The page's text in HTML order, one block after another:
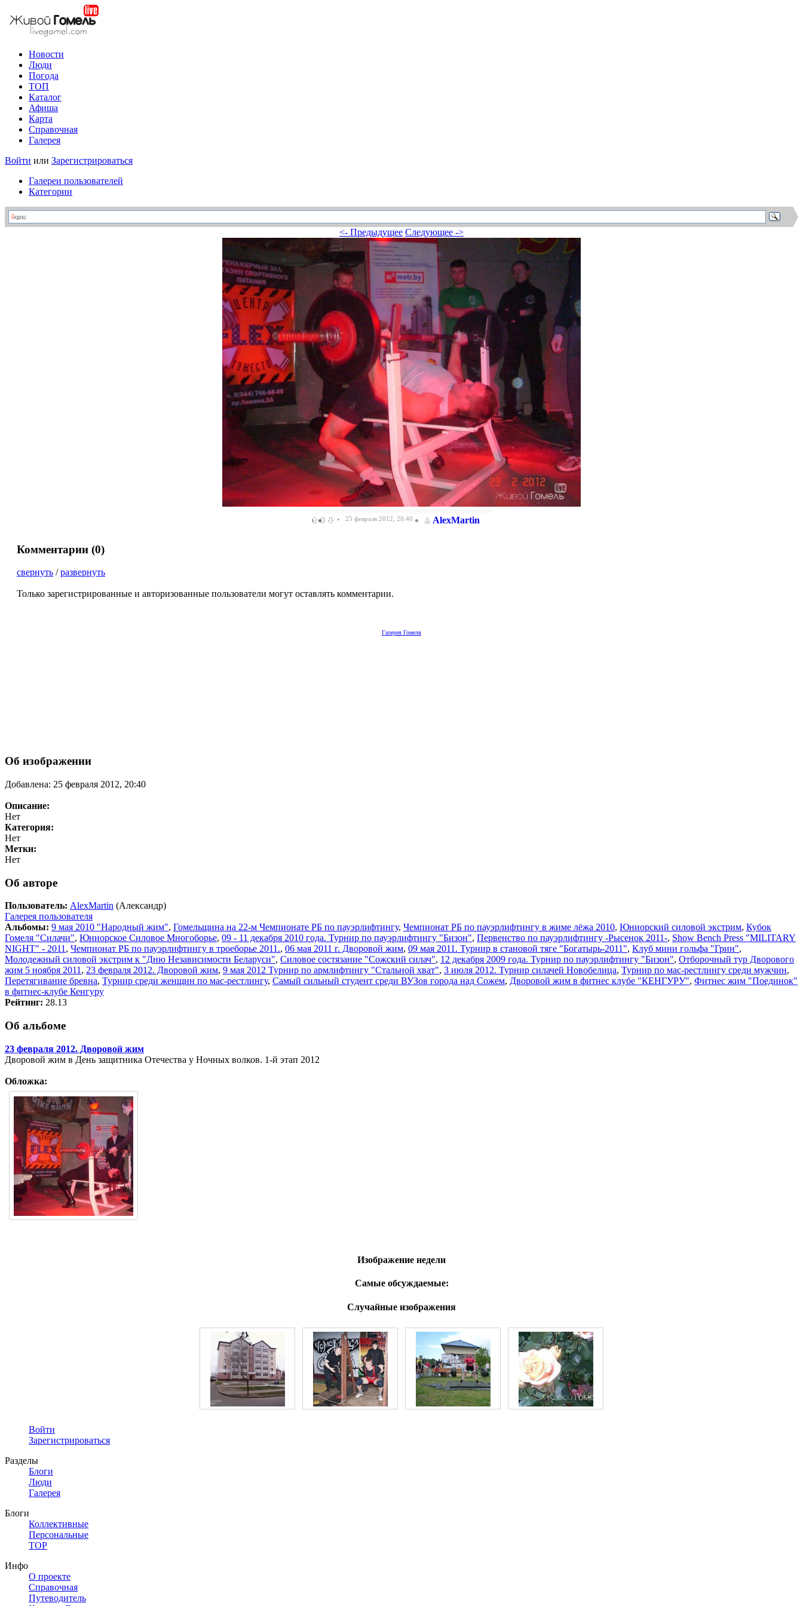
Новости
Люди
Погода
ТОП
Каталог
Афиша
Карта
Справочная
Галерея
Войти или Зарегистрироваться
Галереи пользователей
Категории
<- Предыдущее Следующее ->
0 25 февраля 2012, 20:40 AlexMartin
Комментарии (0)
свернуть /развернуть
Только зарегистрированные и авторизованные пользователи могут оставлять комментарии.
Галерея Гомеля
Об изображении
Добавлена: 25 февраля 2012, 20:40
Описание:
Нет
Категория:
Нет
Метки:
Нет
Об авторе
Пользователь: AlexMartin (Александр)
Галерея пользователя
Альбомы: 9 мая 2010 "Народный жим", Гомельщина на 22-м Чемпионате РБ по пауэрлифтингу, Чемпионат РБ по пауэрлифтингу в жиме лёжа 2010, Юниорский силовой экстрим, Кубок
Гомеля "Силачи", Юниорское Силовое Многоборье, 09 - 11 декабря 2010 года. Турнир по пауэрлифтингу "Бизон", Первенство по пауэрлифтингу -Рысенок 2011-, Show Bench Press "MILITARY
NIGHT" - 2011 , Чемпионат РБ по пауэрлифтингу в троеборье 2011., 06 мая 2011 г. Дворовой жим, 09 мая 2011. Турнир в становой тяге "Богатырь-2011", Клуб мини гольфа "Грин",
Молодежный силовой экстрим к "Дню Независимости Беларуси", Силовое состязание "Сожский силач", 12 декабря 2009 года. Турнир по пауэрлифтингу "Бизон", Отборочный тур Дворового
жим 5 ноября 2011 , 23 февраля 2012. Дворовой жим, 9 мая 2012 Турнир по армлифтингу "Стальной хват", 3 июля 2012. Турнир силачей Новобелица, Турнир по мас-рестлингу среди мужчин,
Перетягивание бревна, Турнир среди женщин по мас-рестлингу, Самый сильный студент среди ВУЗов города над Сожем, Дворовой жим в фитнес клубе "КЕНГУРУ", Фитнес жим "Поединок"
в фитнес-клубе Кенгуру
Рейтинг: 28.13
Об альбоме
23 февраля 2012. Дворовой жим
Дворовой жим в День защитника Отечества у Ночных волков. 1-й этап 2012
Обложка:
Изображение недели
Самые обсуждаемые:
Случайные изображения
Войти
Зарегистрироваться
Разделы
Блоги
Люди
Галерея
Блоги
Коллективные
Персональные
TOP
Инфо
О проекте
Справочная
Путеводитель